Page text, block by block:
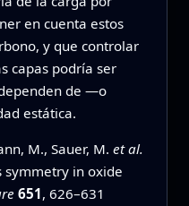
en cuenta estos
y que controlar
capas podría ser
de —o
estática.
M., Sauer, M. et al.
symmetry in oxide
651, 626–631